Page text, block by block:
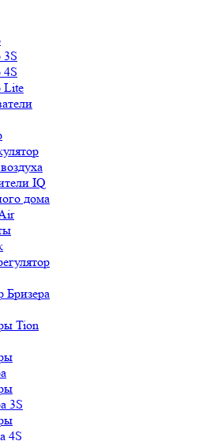
3S
4S
Lite
IQ
дома
Бризера
Tion
3S
4S